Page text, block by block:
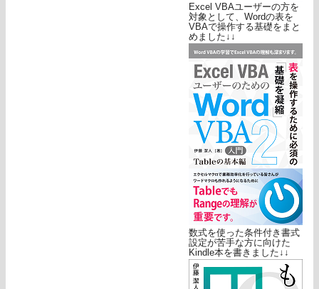
Excel VBAユーザーの方を
対象として、Wordの表を
VBAで操作する基礎をまと
めました↓↓
数式を使った条件付き書式
設定が苦手な方に向けた
Kindle本を書きました↓↓